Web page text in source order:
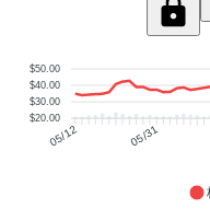
$50.00
$40.00
$30.00
$20.00
05/12 05/31